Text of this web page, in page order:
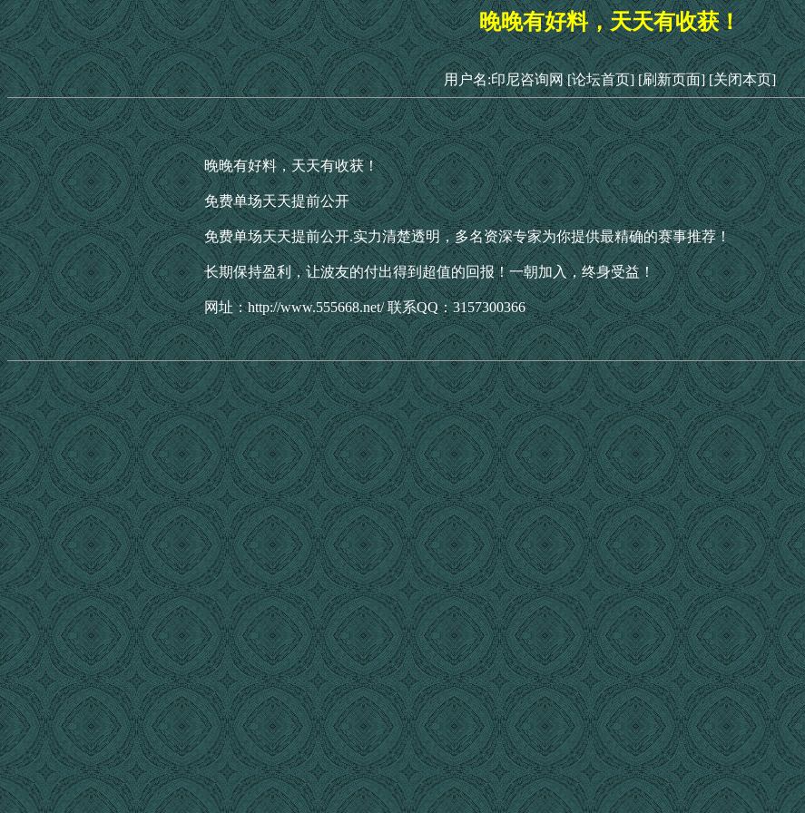
晚晚有好料，天天有收获！
用户名:印尼咨询网 [论坛首页] [刷新页面] [关闭本页]
晚晚有好料，天天有收获！
免费单场天天提前公开
免费单场天天提前公开.实力清楚透明，多名资深专家为你提供最精确的赛事推荐！
长期保持盈利，让波友的付出得到超值的回报！一朝加入，终身受益！
网址：http://www.555668.net/ 联系QQ：3157300366